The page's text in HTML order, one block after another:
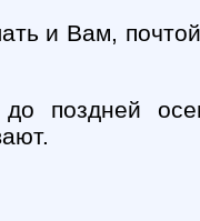
и Вам,
поздней